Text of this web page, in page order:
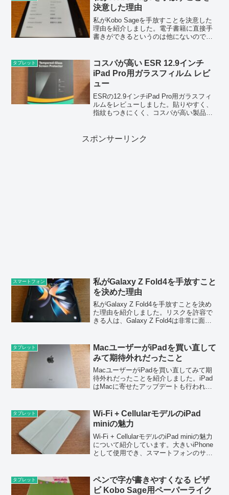
決意した理由
私がKobo Sageを手放すことを決意した
理由を紹介しました。電子書籍に直接手
書きができるというのは他にないので、
タブレット
コスパが高い ESR 12.9インチ
iPad Pro用ガラスフィルム レビ
ュー
ESRの12.9インチiPad Pro用ガラスフィ
ルムをレビューしました。貼りやすく、
指紋もつきにくく、コスパが高い製品だ
スポンサーリンク
スマートフォン
私がGalaxy Z Fold4を手放すこと
を決めた理由
私がGalaxy Z Fold4を手放すことを決め
た理由を紹介しました。リスクを許容で
きる人は、Galaxy Z Fold4は非常に面白
タブレット
MacユーザーがiPadを買い直して
みて期待外れだったこと
MacユーザーがiPadを買い直してみて期
待外れだったことを紹介しました。iPad
はMacに寄せたアップデートも行われて
違いも大きくないと感じました。
タブレット
Wi-Fi + CellularモデルのiPad
miniの魅力
Wi-Fi + CellularモデルのiPad miniの魅力
について紹介しています。大きいiPhone
として使用でき、スマートフォンのサブ
タブレット
ペンで字が書きやすくなる ビザ
ビ Kobo Sage用ペーパーライク